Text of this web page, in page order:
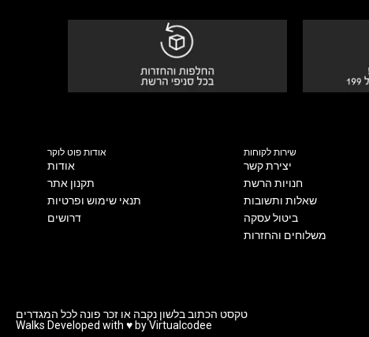
אודות פוט לוקר
אודות
תקנון אתר
תנאי שימוש ופרטיות
דרושים
שירות לקוחות
יצירת קשר
חנויות הרשת
שאלות ותשובות
ביטול עסקה
משלוחים והחזרות
טקסט הכתוב בלשון נקבה או זכר פונה לכל המגדרים
Walks Developed with ♥ by Virtualcodee